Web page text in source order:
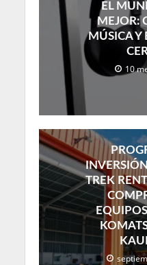
EL
MEJOR:
MÚSICA Y
10
TREK